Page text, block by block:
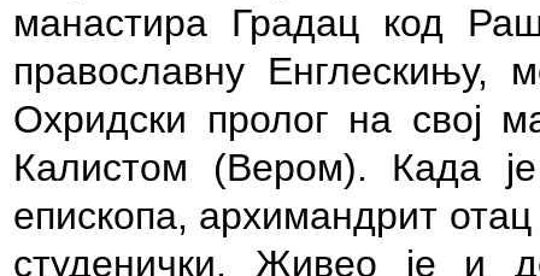
манастира Градац код
православну Енглескињу,
Охридски пролог на свој
Калистом (Вером). Када
епископа, архимандрит
студенички. Живео је и